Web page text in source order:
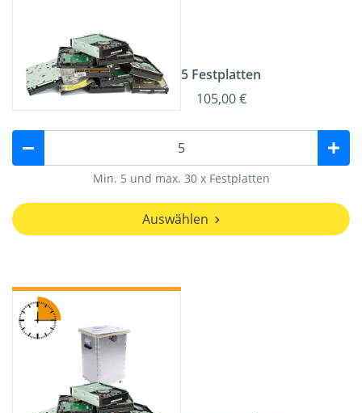
5 Festplatten
105,00 €
Min. 5 und max. 30 x Festplatten
Auswählen